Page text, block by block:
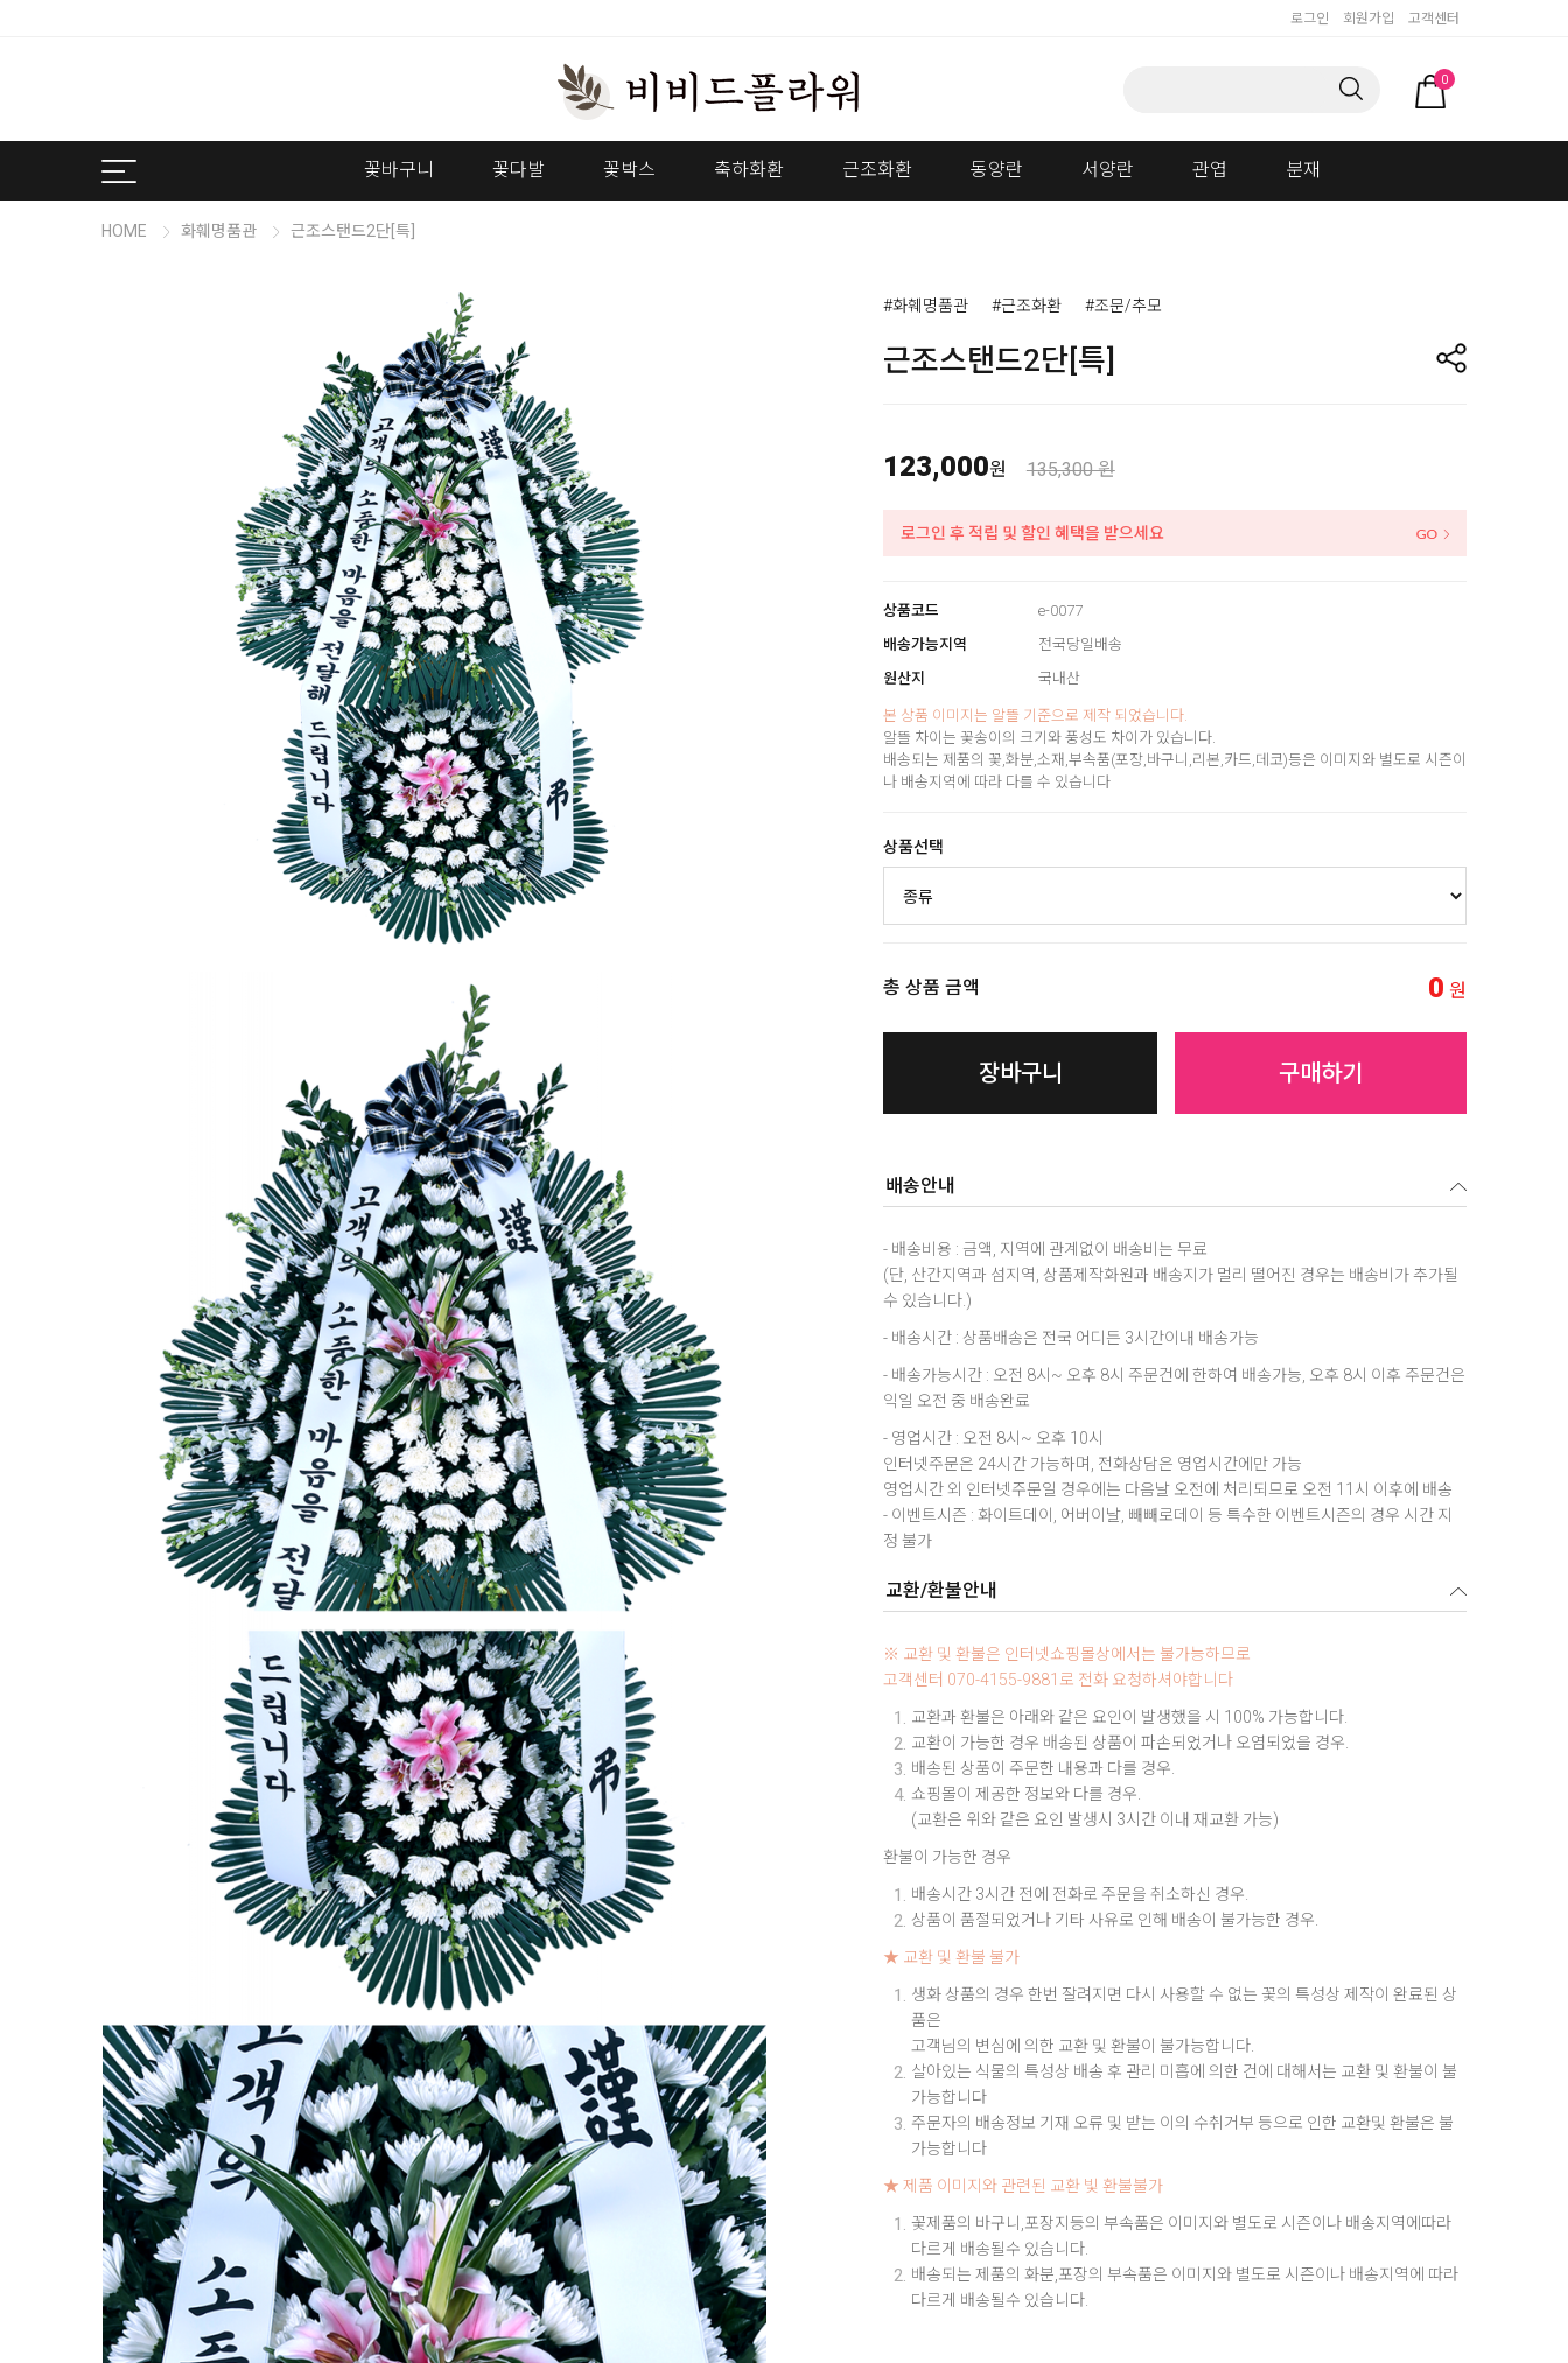
로그인 회원가입 고객센터
0
꽃바구니 꽃다발 꽃박스 축하화환 근조화환 동양란 서양란 관엽 분재
HOME 화훼명품관 근조스탠드2단[특]
#화훼명품관 #근조화환 #조문/추모
근조스탠드2단[특]
123,000원 135,300 원
로그인 후 적립 및 할인 혜택을 받으세요
상품코드
e-0077
배송가능지역
전국당일배송
원산지
국내산
본 상품 이미지는 알뜰 기준으로 제작 되었습니다.
알뜰 차이는 꽃송이의 크기와 풍성도 차이가 있습니다.
배송되는 제품의 꽃,화분,소재,부속품(포장,바구니,리본,카드,데코)등은 이미지와 별도로 시즌이
나 배송지역에 따라 다를 수 있습니다
상품선택
총 상품 금액 0 원
장바구니 구매하기
배송안내
- 배송비용 : 금액, 지역에 관계없이 배송비는 무료
(단, 산간지역과 섬지역, 상품제작화원과 배송지가 멀리 떨어진 경우는 배송비가 추가될
수 있습니다.)
- 배송시간 : 상품배송은 전국 어디든 3시간이내 배송가능
- 배송가능시간 : 오전 8시~ 오후 8시 주문건에 한하여 배송가능, 오후 8시 이후 주문건은
익일 오전 중 배송완료
- 영업시간 : 오전 8시~ 오후 10시
인터넷주문은 24시간 가능하며, 전화상담은 영업시간에만 가능
영업시간 외 인터넷주문일 경우에는 다음날 오전에 처리되므로 오전 11시 이후에 배송
- 이벤트시즌 : 화이트데이, 어버이날, 빼빼로데이 등 특수한 이벤트시즌의 경우 시간 지
정 불가
교환/환불안내
※ 교환 및 환불은 인터넷쇼핑몰상에서는 불가능하므로
고객센터 070-4155-9881로 전화 요청하셔야합니다
교환과 환불은 아래와 같은 요인이 발생했을 시 100% 가능합니다.
교환이 가능한 경우 배송된 상품이 파손되었거나 오염되었을 경우.
배송된 상품이 주문한 내용과 다를 경우.
쇼핑몰이 제공한 정보와 다를 경우.
(교환은 위와 같은 요인 발생시 3시간 이내 재교환 가능)
환불이 가능한 경우
배송시간 3시간 전에 전화로 주문을 취소하신 경우.
상품이 품절되었거나 기타 사유로 인해 배송이 불가능한 경우.
★ 교환 및 환불 불가
생화 상품의 경우 한번 잘려지면 다시 사용할 수 없는 꽃의 특성상 제작이 완료된 상
품은
고객님의 변심에 의한 교환 및 환불이 불가능합니다.
살아있는 식물의 특성상 배송 후 관리 미흡에 의한 건에 대해서는 교환 및 환불이 불
가능합니다
주문자의 배송정보 기재 오류 및 받는 이의 수취거부 등으로 인한 교환및 환불은 불
가능합니다
★ 제품 이미지와 관련된 교환 빛 환불불가
꽃제품의 바구니,포장지등의 부속품은 이미지와 별도로 시즌이나 배송지역에따라
다르게 배송될수 있습니다.
배송되는 제품의 화분,포장의 부속품은 이미지와 별도로 시즌이나 배송지역에 따라
다르게 배송될수 있습니다.